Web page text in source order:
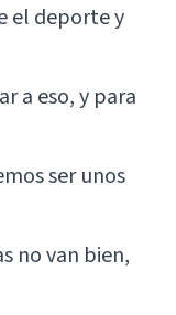
el deporte y
a eso, y para
ser unos
no van bien,